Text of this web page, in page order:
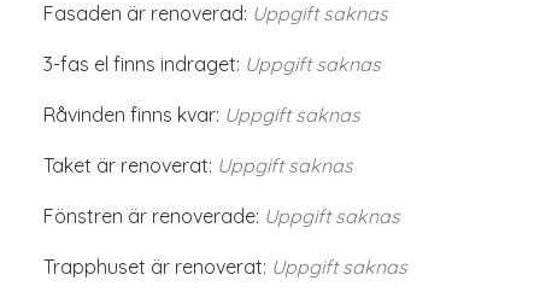
Fasaden är renoverad: Uppgift saknas
3-fas el finns indraget: Uppgift saknas
Råvinden finns kvar: Uppgift saknas
Taket är renoverat: Uppgift saknas
Fönstren är renoverade: Uppgift saknas
Trapphuset är renoverat: Uppgift saknas